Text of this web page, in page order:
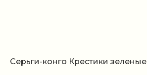
Серьги-конго Крестики зеленые